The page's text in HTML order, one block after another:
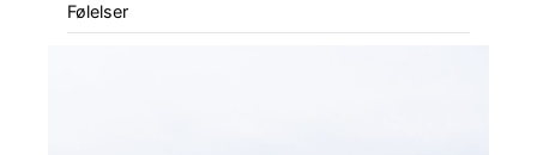
Følelser